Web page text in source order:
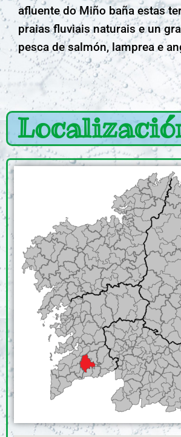
afluente do Miño baña estas
praias fluviais naturais e un
pesca de salmón, lamprea e